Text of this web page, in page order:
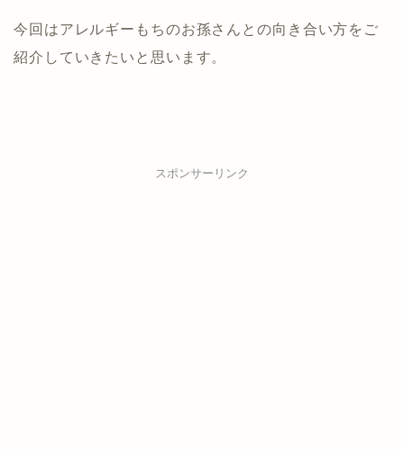
今回はアレルギーもちのお孫さんとの向き合い方をご
紹介していきたいと思います。
スポンサーリンク